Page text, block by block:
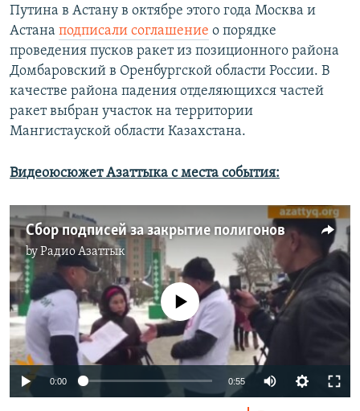
Путина в Астану в октябре этого года Москва и
Астана подписали соглашение о порядке
проведения пусков ракет из позиционного района
Домбаровский в Оренбургской области России. В
качестве района падения отделяющихся частей
ракет выбран участок на территории
Мангистауской области Казахстана.
Видеоюсюжет Азаттыка с места события:
Сбор подписей за закрытие полигонов
byРадио Азаттык
No media source currently available
0:00 0:55